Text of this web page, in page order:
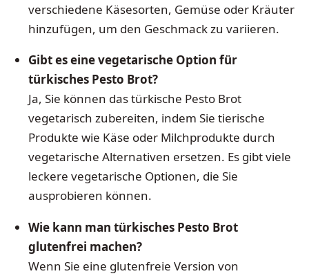
verschiedene Käsesorten, Gemüse oder Kräuter
hinzufügen, um den Geschmack zu variieren.
Gibt es eine vegetarische Option für
türkisches Pesto Brot?
Ja, Sie können das türkische Pesto Brot
vegetarisch zubereiten, indem Sie tierische
Produkte wie Käse oder Milchprodukte durch
vegetarische Alternativen ersetzen. Es gibt viele
leckere vegetarische Optionen, die Sie
ausprobieren können.
Wie kann man türkisches Pesto Brot
glutenfrei machen?
Wenn Sie eine glutenfreie Version von